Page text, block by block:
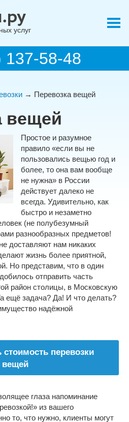
услуг
137-58-48
→ Перевозка вещей
вещей
Простое и разумное
правило «если вы не
пользовались вещью год и
более, то она вам вообще
не нужна» в России
действует далеко не
всегда. Удивительно, как
быстро и незаметно
(не полубезумный
разнообразных предметов!
доставляют нам никаких
жизнь более приятной,
Но представим, что в один
отправить часть
район столицы, в Московскую
ещё задача? Да! И что делать?
надёжной
стоимость перевозки
вещей
глаза напоминание
из вашего
то, что нужно, клиенты могут